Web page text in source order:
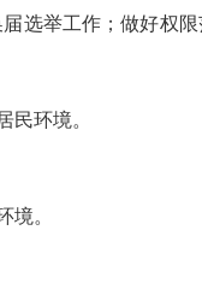
选举工作；做好权
环境。
。